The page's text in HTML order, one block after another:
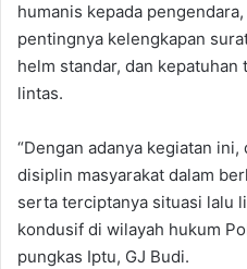
humanis kepada
pentingnya kelengkapan
helm standar, dan
lintas.
“Dengan adanya kegiatan
disiplin masyarakat dalam
serta terciptanya situasi lalu
kondusif di wilayah hukum
pungkas Iptu, GJ Budi.